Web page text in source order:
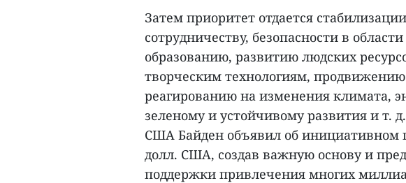
Затем приоритет отдается
сотрудничеству, безопасности в
образованию, развитию людских
творческим технологиям,
реагированию на изменения климата,
зеленому и устойчивому развития и т.
США Байден объявил об инициативном
долл. США, создав важную основу и
поддержки привлечения многих